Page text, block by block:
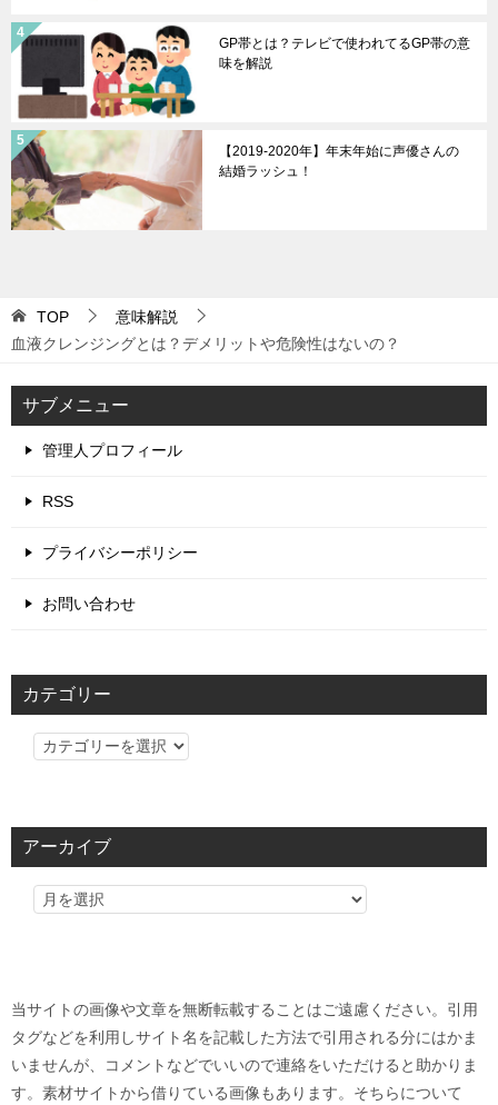
GP帯とは？テレビで使われてるGP帯の意
味を解説
【2019-2020年】年末年始に声優さんの
結婚ラッシュ！
TOP
意味解説
血液クレンジングとは？デメリットや危険性はないの？
サブメニュー
管理人プロフィール
RSS
プライバシーポリシー
お問い合わせ
カテゴリー
カ
リ
アーカイブ
当サイトの画像や文章を無断転載することはご遠慮ください。引用
タグなどを利用しサイト名を記載した方法で引用される分にはかま
いませんが、コメントなどでいいので連絡をいただけると助かりま
す。素材サイトから借りている画像もあります。そちらについて